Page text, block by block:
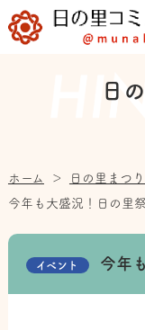
日
ホーム ＞ 日の里まつ
今年も大盛況！日の里
イベント 今年